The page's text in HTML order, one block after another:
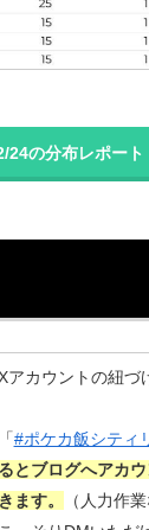
24の分布レポート
アカウントの紐づ
#ポケカ飯シティ
とブログへアカ
ます。
（人力作